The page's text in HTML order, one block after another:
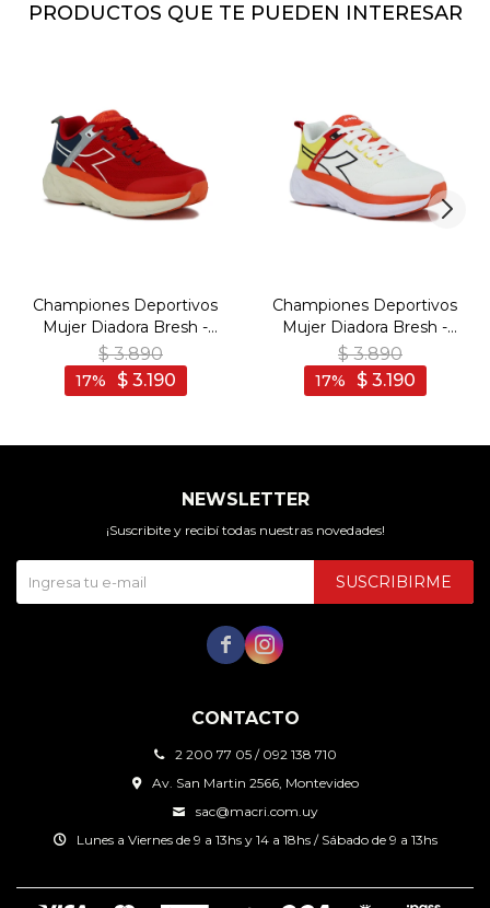
PRODUCTOS QUE TE PUEDEN INTERESAR
Championes Deportivos
Mujer Diadora Bresh -
Bordo
$ 3.890
$ 3.190
17
Championes Deportivos
Mujer Diadora Bresh -
Blanco
$ 3.890
$ 3.190
17
CONTACTO
2 200 77 05 / 092 138 710
Av. San Martin 2566, Montevideo
sac@macri.com.uy
Lunes a Viernes de 9 a 13hs y 14 a 18hs / Sábado de 9 a 13hs
NEWSLETTER
¡Suscribite y recibí todas nuestras novedades!
SUSCRIBIRME
 